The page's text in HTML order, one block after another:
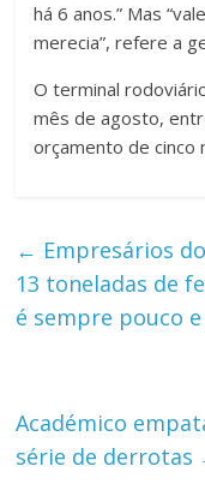
há 6 anos.” Mas
merecia”, refere a
O terminal
mês de agosto,
orçamento de cinco
← Empresários
13 toneladas de
é sempre pouco
Académico
série de derrotas